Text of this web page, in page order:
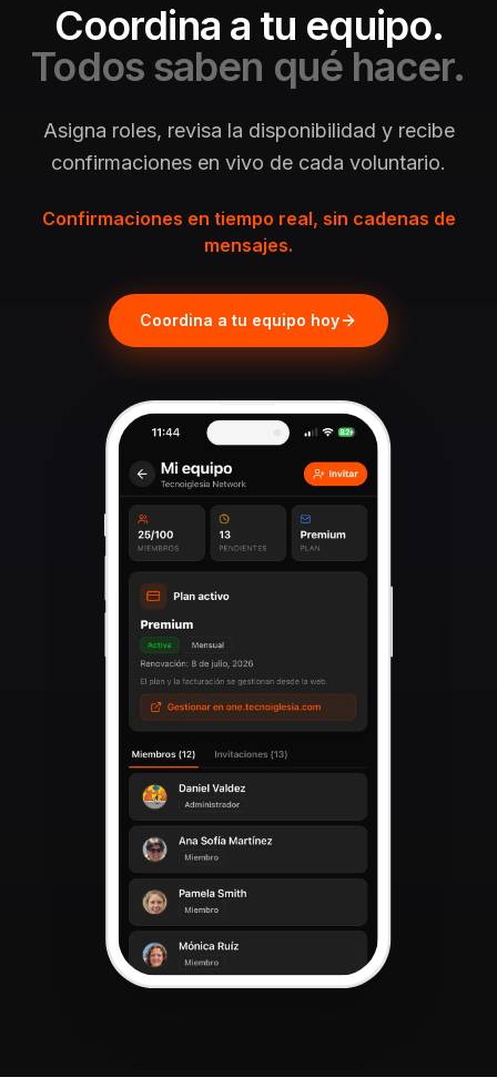
Coordina a tu equipo.
Todos saben qué hacer.
Asigna roles, revisa la disponibilidad y recibe
confirmaciones en vivo de cada voluntario.
Confirmaciones en tiempo real, sin cadenas de
mensajes.
Coordina a tu equipo hoy